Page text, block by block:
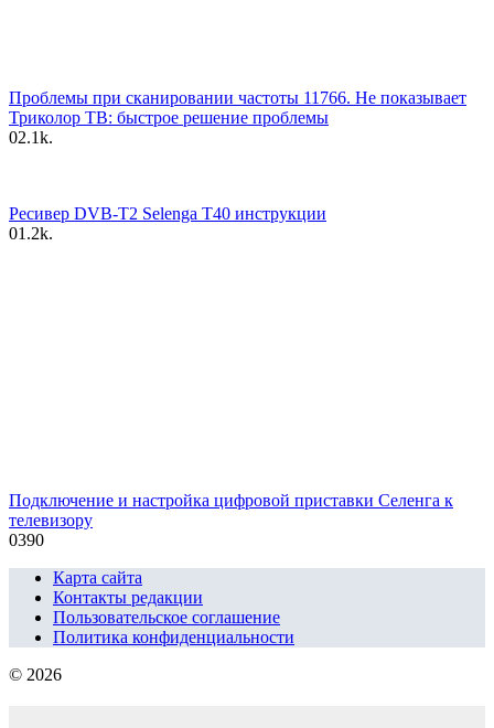
Проблемы при сканировании частоты 11766. Не показывает
Триколор ТВ: быстрое решение проблемы
02.1k.
Ресивер DVB-T2 Selenga T40 инструкции
01.2k.
Подключение и настройка цифровой приставки Селенга к
телевизору
0390
Карта сайта
Контакты редакции
Пользовательское соглашение
Политика конфиденциальности
© 2026